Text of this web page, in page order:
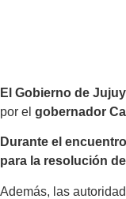
El Gobierno de
por el gobernador
Durante el
para la resolución
Además, las